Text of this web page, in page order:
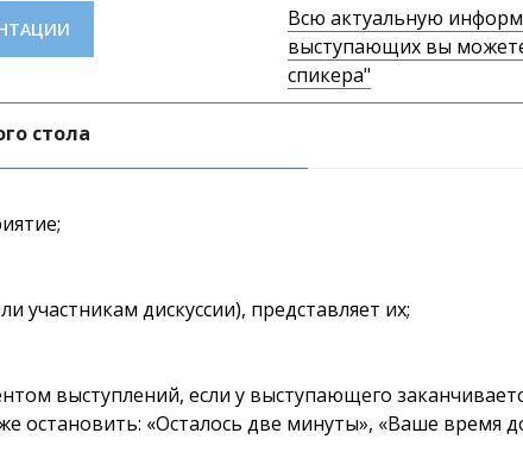
Всю актуальную
выступающих вы
спикера"
стола
участникам дискуссии), представляет их;
выступлений, если у выступающего
остановить: «Осталось две минуты», «Ваше время